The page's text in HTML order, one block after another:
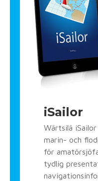
iSailor
Wärtsilä
marin- och
för
tydlig